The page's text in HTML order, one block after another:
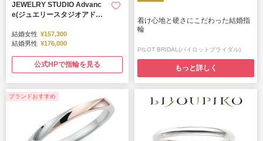
JEWELRY STUDIO Advanc
e(ジュエリースタジオアドバ
結婚女性 ¥157,300
結婚男性 ¥176,000
公式HPで指輪を見る
着け心地と硬さにこだわった結婚指
輪
PILOT BRIDAL(パイロットブライダル)
もっと詳しく
ブランドおすすめ